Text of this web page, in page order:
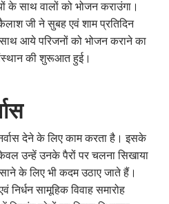
के साथ वालों को भोजन कराउंगा।
जी ने सुबह एवं शाम प्रतिदिन
आये परिजनों को भोजन कराने का
की शुरूआत हुई।
देने के लिए काम करता है। इसके
उन्हें उनके पैरों पर चलना सिखाया
के लिए भी कदम उठाए जाते हैं।
सामूहिक विवाह समारोह